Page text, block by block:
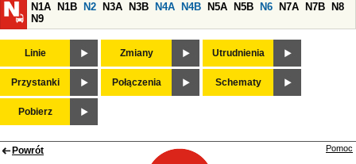
N1A
N1B N2 N3A N3B N4A N4B N5A N5B N6 N7A N7B
N8
N9
Linie Zmiany Utrudnienia
Przystanki Połączenia Schematy
Pobierz
Powrót Pomoc